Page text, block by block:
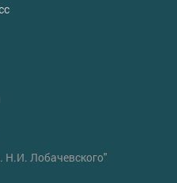
Лобачевского"